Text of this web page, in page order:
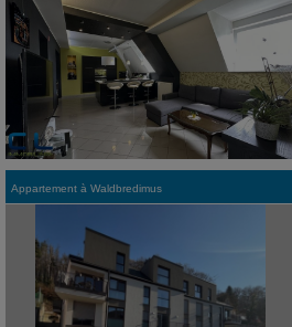
Appartement à Waldbredimus